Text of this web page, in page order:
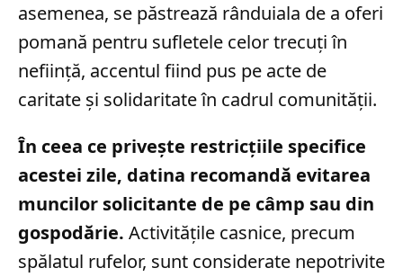
asemenea, se păstrează rânduiala de a oferi
pomană pentru sufletele celor trecuți în
neființă, accentul fiind pus pe acte de
caritate și solidaritate în cadrul comunității.
În ceea ce privește restricțiile specifice
acestei zile, datina recomandă evitarea
muncilor solicitante de pe câmp sau din
gospodărie. Activitățile casnice, precum
spălatul rufelor, sunt considerate nepotrivite